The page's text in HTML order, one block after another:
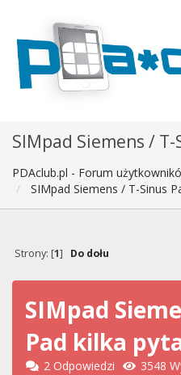
SIMpad Siemens /
PDAclub.pl - Forum
SIMpad Siemens / T-Sinus
Strony: [1] Do dołu
SIMpad
Pad kilka
2 Odpowiedzi 3548